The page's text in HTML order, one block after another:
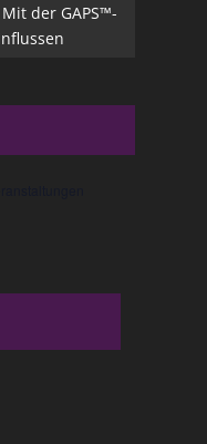
Mit der GAPS™-